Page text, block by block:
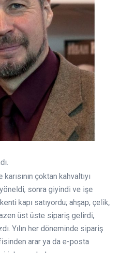
çoktan kahvaltıyı
sonra giyindi ve işe
kapı satıyordu; ahşap, çelik,
üst üste sipariş gelirdi,
Yılın her döneminde sipariş
arar ya da e-posta